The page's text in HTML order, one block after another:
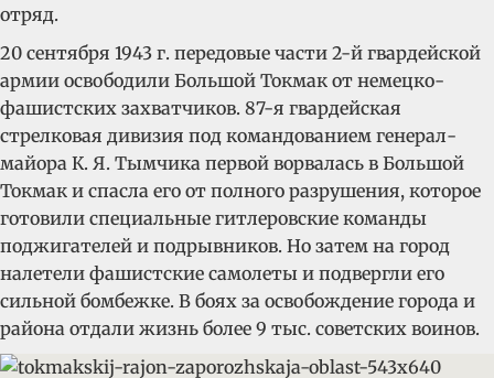
отряд.
20 сентября 1943 г. передовые части 2-й гвардейской
армии освободили Большой Токмак от немецко-
фашистских захватчиков. 87-я гвардейская
стрелковая дивизия под командованием генерал-
майора К. Я. Тымчика первой ворвалась в Большой
Токмак и спасла его от полного разрушения, которое
готовили специальные гитлеровские команды
поджигателей и подрывников. Но затем на город
налетели фашистские самолеты и подвергли его
сильной бомбежке. В боях за освобождение города и
района отдали жизнь более 9 тыс. советских воинов.